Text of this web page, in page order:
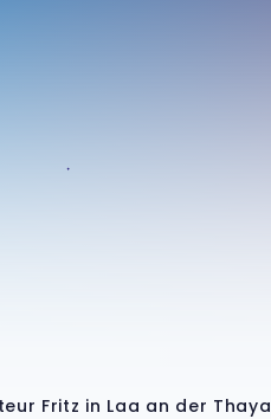
Fritz in Laa an der Thaya